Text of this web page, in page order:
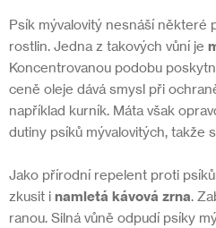
Psík mývalovitý nesnáší některé
rostlin. Jedna z takových vůní je
Koncentrovanou podobu
ceně oleje dává smysl při
například kurník. Máta však
dutiny psíků mývalovitých, takže
Jako přírodní repelent proti
zkusit i namletá kávová zrna.
ranou. Silná vůně odpudí psíky